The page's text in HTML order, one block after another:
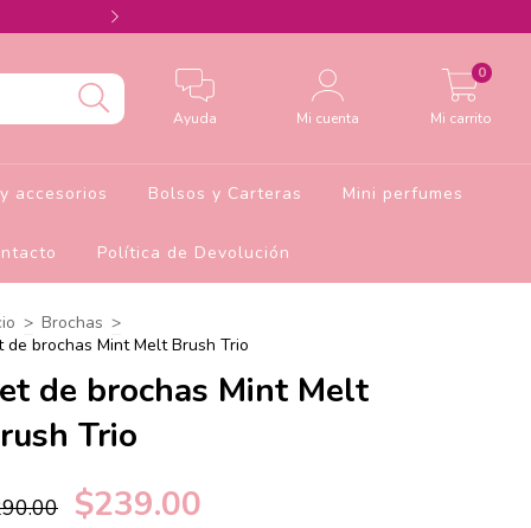
Ayuda Mi cuenta Mi carrito
0
accesorios Bolsos y Carteras Mini perfumes
Política de Devolución
> Brochas >
de brochas Mint Melt Brush Trio
de brochas Mint Melt
Trio
$239.00